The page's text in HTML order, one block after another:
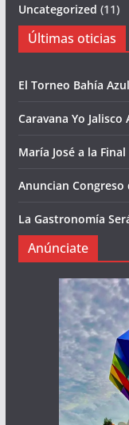
Uncategorized (11)
Últimas oticias
El Torneo Bahía
Caravana Yo
María José a la
Anuncian Congreso
La Gastronomía
Anúnciate